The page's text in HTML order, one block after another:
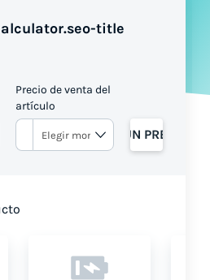
title
Precio de venta del
artículo
OBTENGA UN